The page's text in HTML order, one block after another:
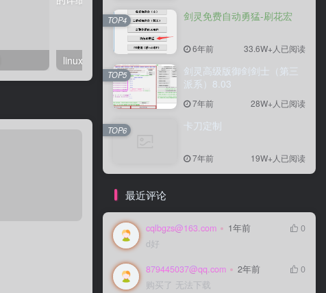
剑灵免费自动勇猛-刷花宏
6年前 33.6W+人已阅读
TOP4
剑灵高级版御剑剑士（第三
派系）8.03
7年前 28W+人已阅读
TOP5
卡刀定制
7年前 19W+人已阅读
TOP6
最近评论
cqlbgzs@163.com 1年前
0
d好
879445037@qq.com 2年前
0
购买了 无法下载